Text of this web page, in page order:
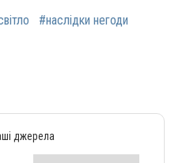
#наслідки негоди
джерела